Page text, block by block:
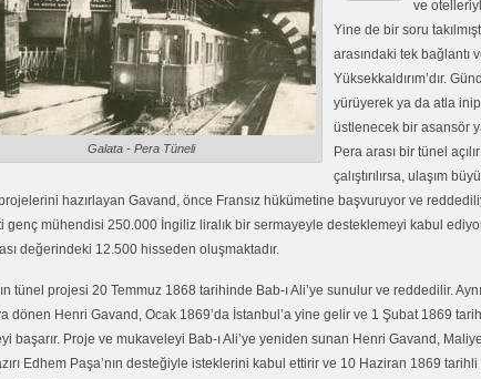
Galata - Pera Tüneli
ve
Yine de bir soru
arasındaki tek bağlantı
Yüksekkaldırım’dır.
yürüyerek ya da atla inip
üstlenecek bir asansör
Pera arası bir tünel
çalıştırılırsa, ulaşım
hazırlayan Gavand, önce Fransız hükümetine başvuruyor ve
genç mühendisi 250.000 İngiliz liralık bir sermayeyle desteklemeyi kabul
değerindeki 12.500 hisseden oluşmaktadır.
tünel projesi 20 Temmuz 1868 tarihinde Bab-ı Ali’ye sunulur ve reddedilir. Aynı
dönen Henri Gavand, Ocak 1869’da İstanbul’a yine gelir ve 1 Şubat 1869
başarır. Proje ve mukaveleyi Bab-ı Ali’ye yeniden sunan Henri Gavand, Maliye
Edhem Paşa’nın desteğiyle isteklerini kabul ettirir ve 10 Haziran 1869